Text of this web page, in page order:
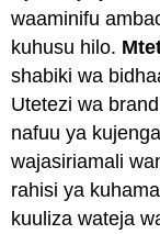
waaminifu
kuhusu hilo.
shabiki wa
Utetezi wa
nafuu ya
wajasiriamali
rahisi ya
kuuliza wateja